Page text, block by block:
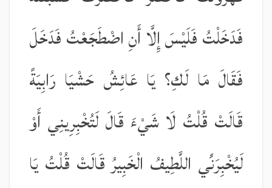
فَدَخَلْتُ فَلَيْسَ إِلَّا أَنِ اضْطَجَعْتُ فَدَخَلَ
فَقَالَ مَا لَكِ؟ يَا عَائِشُ حَشْيَا رَابِيَةً
قَالَتْ قُلْتُ لَا شَيْءَ قَالَ لَتُخْبِرِينِي أَوْ
لَيُخْبِرَنِّي اللَّطِيفُ الْخَبِيرُ قَالَتْ قُلْتُ يَا